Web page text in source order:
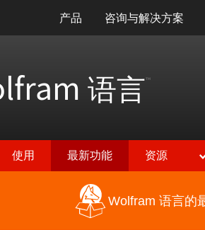
产品 咨询与解决方案
语言™
使用 最新功能 资源
Wolfram 语言的